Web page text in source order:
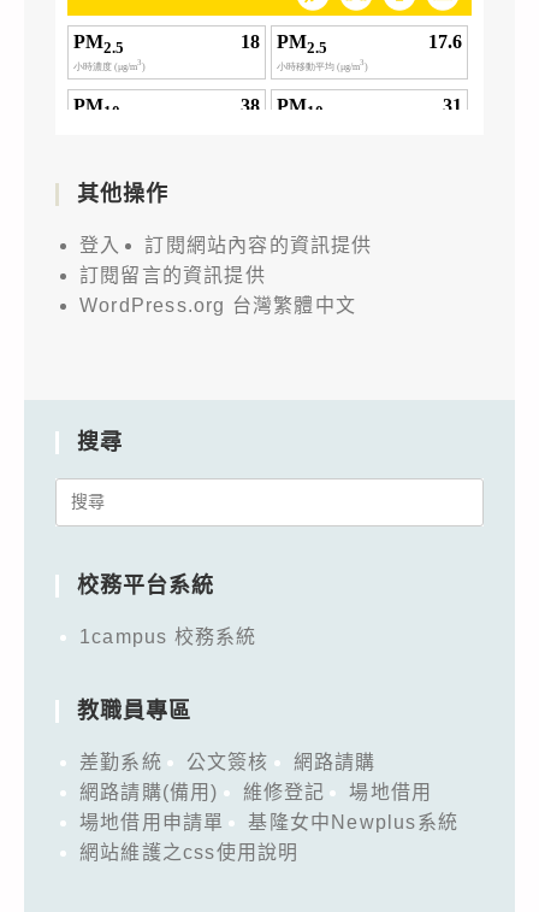
其他操作
登入
訂閱網站內容的資訊提供
訂閱留言的資訊提供
WordPress.org 台灣繁體中文
搜尋
Search
校務平台系統
1campus 校務系統
教職員專區
差勤系統 公文簽核
網路請購
網路請購(備用)
維修登記
場地借用
場地借用申請單
基隆女中Newplus系統
網站維護之css使用說明